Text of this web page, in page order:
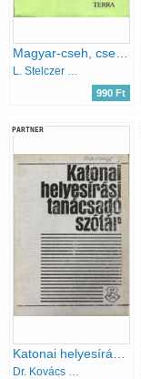
Magyar-cseh, cseh-magyar útiszótár
L. Stelczer Á.-Hradsky
990 Ft
PARTNER
Dr. Kovács József